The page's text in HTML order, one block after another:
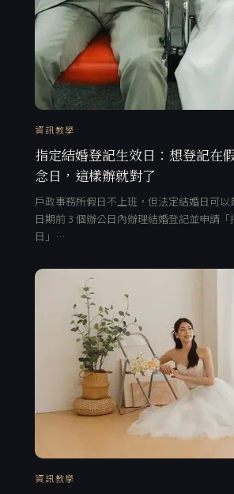
資訊教學
指定結婚登記生效日：想登記在
念日，這樣辦就對了
戶政事務所假日不上班，但法定結婚日可以
日期前 3 個辦公日內辦理結婚登記並申請
日」…
資訊教學